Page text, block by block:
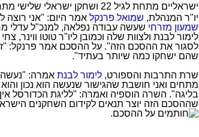
ישראליים מתחת לגיל 22 ושחקן ישראלי שלישי מתחת לגיל 25.
יו"ר המנהלת, שמואל פרנקל אמר היום: "אני רוצה
שמעון מזרחי שעשה עבודה נפלאה, למנכ"ל עדלי
לימור לבנת ולצוות שלה וכמובן ליו"ר טוטו ווינר,
לסגור את ההסכם הזה". על ההסכם אמר פרנקל:
שהם ישחקו כמה שיותר בעתיד".
שרת התרבות והספורט, לימור לבנת אמרה: "נעשה
מתחים ואני חושבת שהגישור שנעשה הוא נכון
בליגה". השרה הוספיה ואמרה: "לליגת הכדורסל
שההסכם הזה יוצר תנאים לקידום השחקנים